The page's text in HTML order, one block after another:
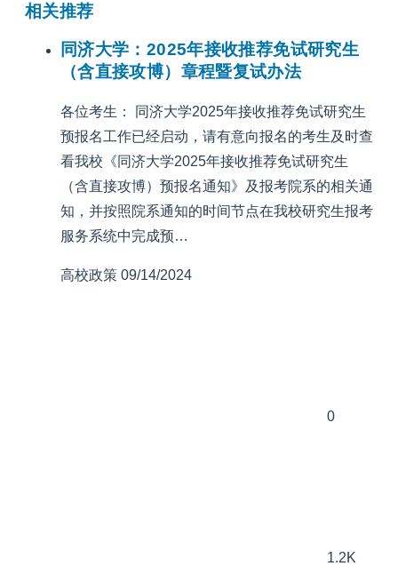
相关推荐
同济大学：2025年接收推荐免试研究生
（含直接攻博）章程暨复试办法
各位考生： 同济大学2025年接收推荐免试研究生
预报名工作已经启动，请有意向报名的考生及时查
看我校《同济大学2025年接收推荐免试研究生
（含直接攻博）预报名通知》及报考院系的相关通
知，并按照院系通知的时间节点在我校研究生报考
服务系统中完成预…
高校政策 09/14/2024
0
1.2K